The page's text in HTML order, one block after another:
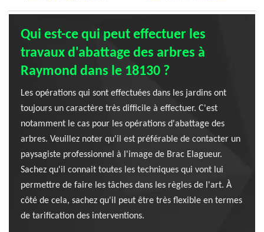
Qui est-ce qui peut effectuer les
travaux d'abattage des arbres à
Raymond dans le 18130 ?
Les opérations qui sont effectuées dans les jardins ont
toujours un caractère très difficile à effectuer. C'est
notamment le cas pour les opérations d'abattage des
arbres. Veuillez noter qu'il est préférable de contacter un
paysagiste professionnel à l'image de Brac Elagueur.
Sachez qu'il connait toutes les techniques qui vont lui
permettre de faire les tâches dans les règles de l'art. À
côté de cela, sachez qu'il peut être très flexible en termes
de tarification des interventions.